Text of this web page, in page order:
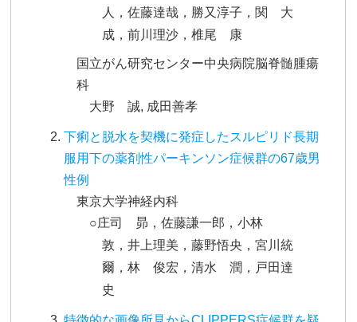
人，佐藤達哉，勝又淳子，関 大
成，前川理沙，椎尾 康
国立がん研究センター中央病院脳脊髄腫瘍
科
大野 誠, 成田善孝
下痢と脱水を契機に発症したスルピリド長期
服用下の薬剤性パーキンソン症候群の67歳男
性例
東京大学神経内科
○庄司 昴，佐藤謙一郎，小林
敦，井上理美，藤野悟央，宮川統
爾，林 俊宏，清水 潤，戸田達
史